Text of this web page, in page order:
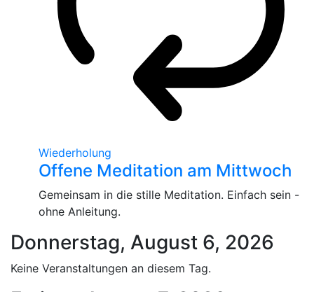
Wiederholung
Offene Meditation am Mittwoch
Gemeinsam in die stille Meditation. Einfach sein -
ohne Anleitung.
Donnerstag, August 6, 2026
Keine Veranstaltungen an diesem Tag.